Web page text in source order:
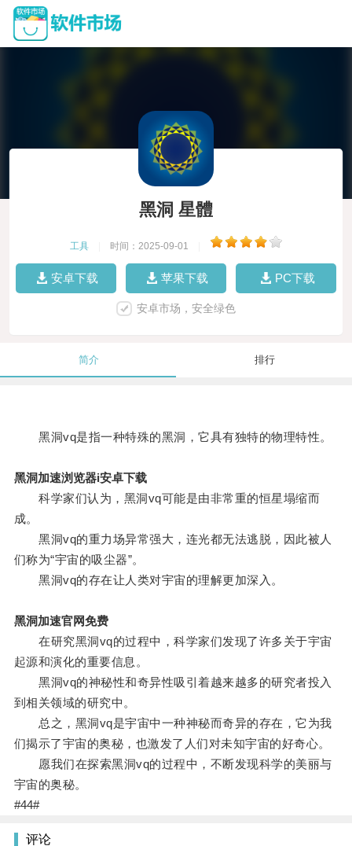
黑洞 星體
工具 时间：2025-09-01
安卓下载 苹果下载 PC下载
安卓市场，安全绿色
简介 排行
黑洞vq是指一种特殊的黑洞，它具有独特的物理特性。
黑洞加速浏览器i安卓下载
科学家们认为，黑洞vq可能是由非常重的恒星塌缩而
成。
黑洞vq的重力场异常强大，连光都无法逃脱，因此被人
们称为“宇宙的吸尘器”。
黑洞vq的存在让人类对宇宙的理解更加深入。
黑洞加速官网免费
在研究黑洞vq的过程中，科学家们发现了许多关于宇宙
起源和演化的重要信息。
黑洞vq的神秘性和奇异性吸引着越来越多的研究者投入
到相关领域的研究中。
总之，黑洞vq是宇宙中一种神秘而奇异的存在，它为我
们揭示了宇宙的奥秘，也激发了人们对未知宇宙的好奇心。
愿我们在探索黑洞vq的过程中，不断发现科学的美丽与
宇宙的奥秘。
#44#
评论